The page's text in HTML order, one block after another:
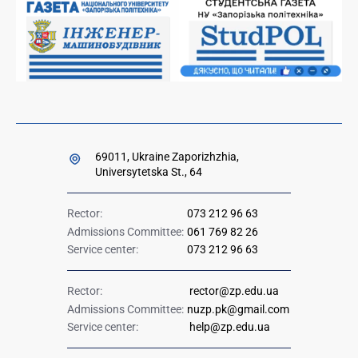
Ministry of Education and Science of Ukraine
Government hotline 1545
69011, Ukraine Zaporizhzhia,
Universytetska St., 64
Rector:
073 212 96 63
Admissions Committee: 061 769 82 26
Service center:
073 212 96 63
Rector:
rector@zp.edu.ua
Admissions Committee: nuzp.pk@gmail.com
Service center:
help@zp.edu.ua